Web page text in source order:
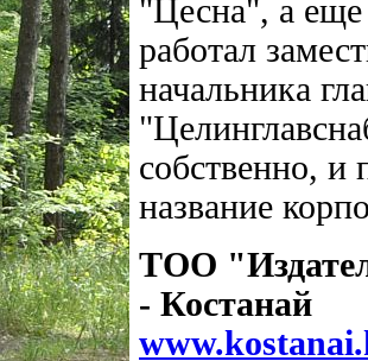
"Цесна", а
работал
начальника
собственно, и
название
ТОО
- Костанай